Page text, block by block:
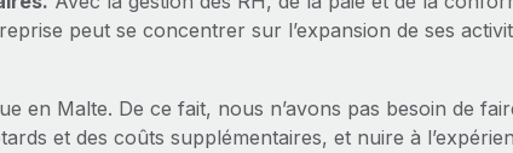
peut se concentrer sur l’expansion de ses
en Malte. De ce fait, nous n’avons pas besoin de
et des coûts supplémentaires, et nuire à